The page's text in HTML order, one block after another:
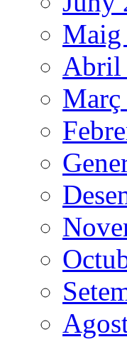
Maig
Abril
Març